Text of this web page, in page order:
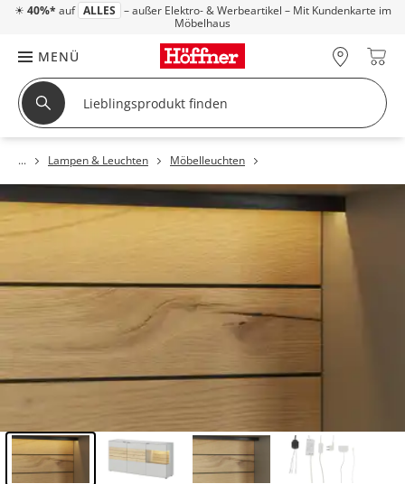
☀ 40%* auf ALLES – außer Elektro- & Werbeartikel – Mit Kundenkarte im
Möbelhaus
MENÜ
Lampen & Leuchten Möbelleuchten